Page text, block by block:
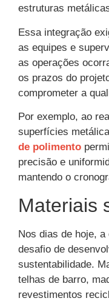
estruturas
Essa integração
as equipes e
as operações
os prazos do
comprometer a
Por exemplo, ao
superfícies
de polimento
precisão e
mantendo o
Materiais
Nos dias de hoje,
desafio de
sustentabilidade.
telhas de barro,
revestimentos